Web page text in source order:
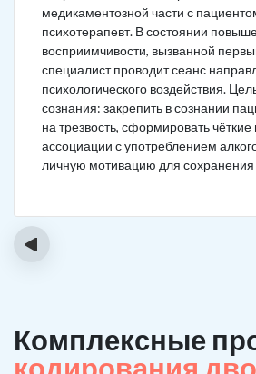
медикаментозной части с
психотерапевт. В состоянии
восприимчивости, вызванной
специалист проводит сеанс
психологического воздействия.
сознания: закрепить в сознании
на трезвость, сформировать
ассоциации с употреблением
личную мотивацию для сохранения
‹
Комплексные